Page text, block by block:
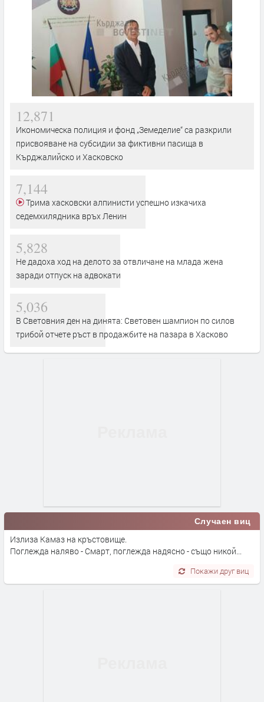
12,871
Икономическа полиция и фонд „Земеделие“ са разкрили
присвояване на субсидии за фиктивни пасища в
Кърджалийско и Хасковско
7,144
седемхилядника връх Ленин
5,828
Не дадоха ход на делото за отвличане на млада жена
заради отпуск на адвокати
5,036
В Световния ден на динята: Световен шампион по силов
трибой отчете ръст в продажбите на пазара в Хасково
Случаен виц
Излиза Камаз на кръстовище.
Поглежда наляво - Смарт, поглежда надясно - също никой...
Покажи друг виц